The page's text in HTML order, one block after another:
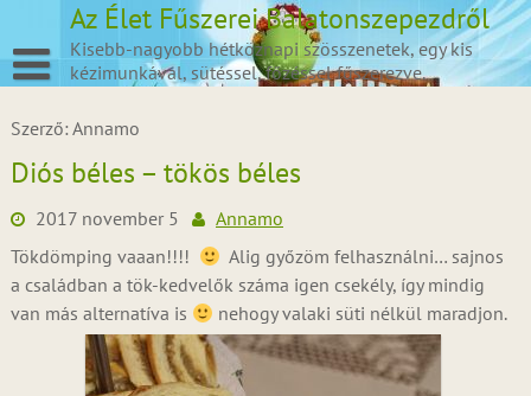
content
Az Élet Fűszerei Balatonszepezdről
Kisebb-nagyobb hétköznapi szösszenetek, egy kis
kézimunkával, sütéssel, főzéssel fűszerezve.
Szerző: Annamo
Diós béles – tökös béles
2017 november 5
Annamo
Tökdömping vaaan!!!!
Alig győzöm felhasználni… sajnos
a családban a tök-kedvelők száma igen csekély, így mindig
van más alternatíva is
nehogy valaki süti nélkül maradjon.